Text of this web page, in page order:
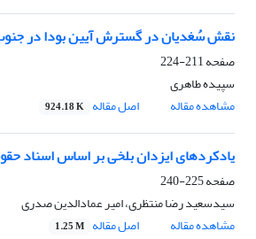
نقش سُغدیان در گسترش آیین بودا در
صفحه211-224
سپیده طاهری
مشاهده مقاله
اصل مقاله 924.18 K
یادکردهای ایزدان بلخی بر اساس اسناد
صفحه225-240
سیدسعید رضا منتظری، امیر عمادالدین صدری
مشاهده مقاله
اصل مقاله 1.25 M